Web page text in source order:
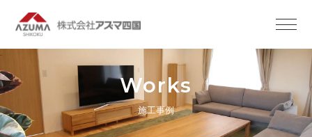
Works
施工事例